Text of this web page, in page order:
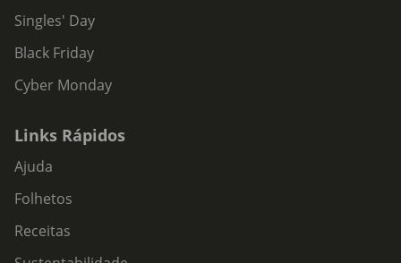
Singles' Day
Black Friday
Cyber Monday
Links Rápidos
Ajuda
Folhetos
Receitas